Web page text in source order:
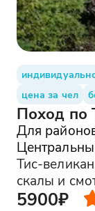
цена за чел
Поход по
Для
Тис-
скалы и
5900₽